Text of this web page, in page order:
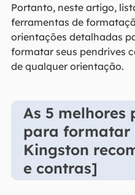
Portanto, neste artigo,
ferramentas de
orientações detalhadas
formatar seus pendrives
de qualquer orientação.
As 5 melhores
para formatar
Kingston
e contras]